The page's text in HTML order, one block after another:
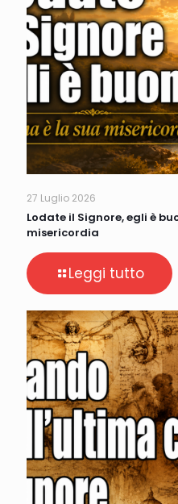
27 Luglio 2026
Lodate il Signore, egli è
misericordia
Leggi tutto